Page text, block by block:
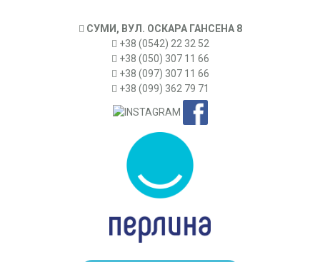
СУМИ, ВУЛ. ОСКАРА ГАНСЕНА 8
+38 (0542) 22 32 52
+38 (050) 307 11 66
+38 (097) 307 11 66
+38 (099) 362 79 71